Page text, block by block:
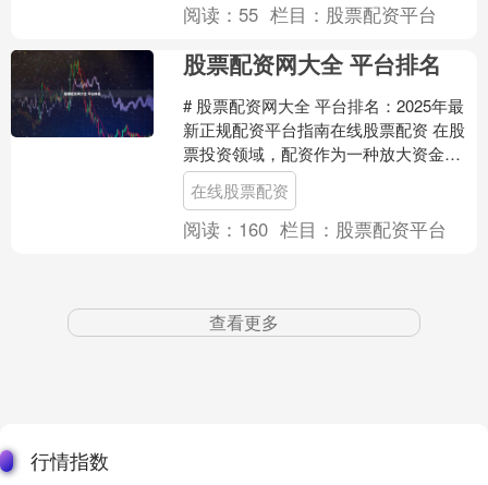
阅读： 55 栏目： 股票配资平台
股票配资网大全 平台排名
# 股票配资网大全 平台排名：2025年最
新正规配资平台指南在线股票配资 在股
票投资领域，配资作为一种放大资金杠
杆的工具，近年来受到越来越多投资者
的关注。然而，....
在线股票配资
阅读： 160 栏目： 股票配资平台
查看更多
行情指数